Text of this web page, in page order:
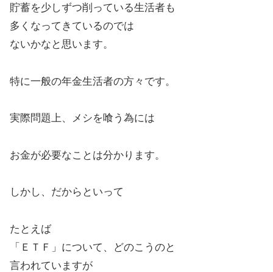
貯蓄を少しずつ削っている生活者も
多くなってきているのでは
ないかなと思います。
特に一般の年金生活者の方々です。
実際問題上、メシを喰う為には
お金が必要なことは分かります。
しかし、だからといって
たとえば
「ＥＴＦ」について、どのこうのと
言われていますが